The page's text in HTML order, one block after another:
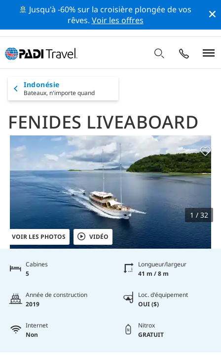
🚢 Jusqu'à -60% sur la croisière plongée de vos
rêves. Voir les offres
Indonésie
Bateaux, n'importe quand
FENIDES LIVEABOARD
VOIR LES PHOTOS VIDÉO
1 / 32
Cabines
5
Longueur/largeur
41 m / 8 m
Année de construction
2019
Loc. d'équipement
OUI ($)
Internet
Non
Nitrox
GRATUIT